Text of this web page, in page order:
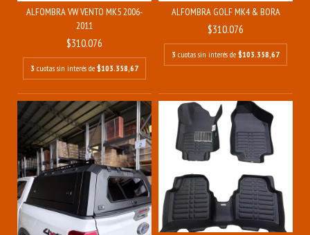
ALFOMBRA VW VENTO MK5 2006-
2011
$310.076
3 cuotas sin interés de $103.358,67
ALFOMBRA GOLF MK4 & BORA
$310.076
3 cuotas sin interés de $103.358,67